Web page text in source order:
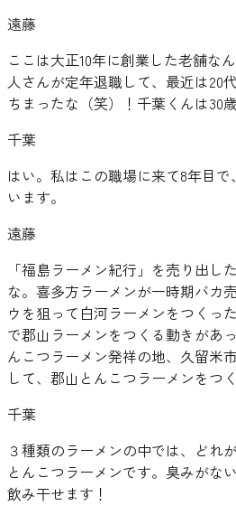
遠藤
ここは大正10年に創業した老舗な
人さんが定年退職して、最近は20
ちまったな（笑）！千葉くんは30
千葉
はい。私はこの職場に来て8年目
います。
遠藤
「福島ラーメン紀行」を売り出し
な。喜多方ラーメンが一時期バカ
ウを狙って白河ラーメンをつくっ
で郡山ラーメンをつくる動きがあ
んこつラーメン発祥の地、久留米
して、郡山とんこつラーメンをつ
千葉
３種類のラーメンの中では、どれ
とんこつラーメンです。臭みがな
飲み干せます！